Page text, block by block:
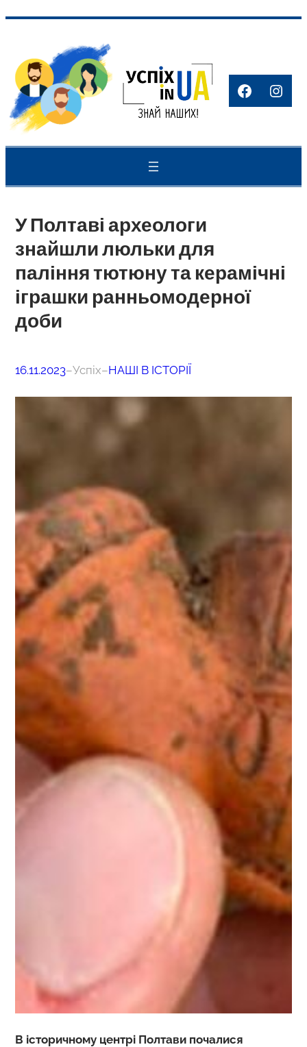
вмісту
У Полтаві археологи
знайшли люльки для
паління тютюну та керамічні
іграшки ранньомодерної
доби
16.11.2023–Успіх–НАШІ В ІСТОРІЇ
В історичному центрі Полтави почалися